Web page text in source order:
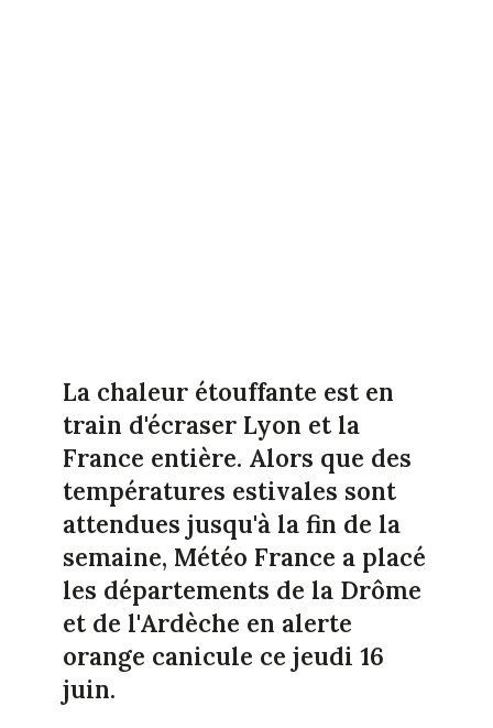
La chaleur étouffante est en
train d'écraser Lyon et la
France entière. Alors que des
températures estivales sont
attendues jusqu'à la fin de la
semaine, Météo France a placé
les départements de la Drôme
et de l'Ardèche en alerte
orange canicule ce jeudi 16
juin.